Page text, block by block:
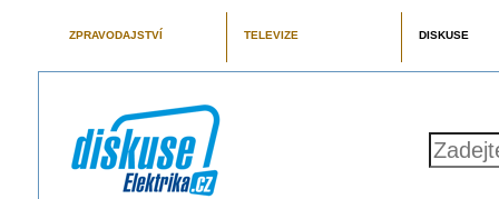
ZPRAVODAJSTVÍ TELEVIZE DISKUSE